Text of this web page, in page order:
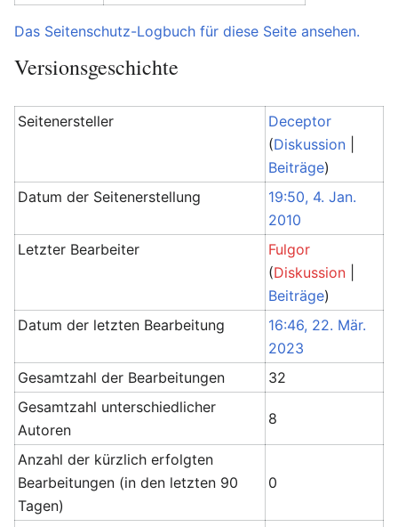
Das Seitenschutz-Logbuch für diese Seite ansehen.
Versionsgeschichte
Seitenersteller
Deceptor
(Diskussion
Beiträge)
Datum der Seitenerstellung
19:50, 4. Jan.
2010
Letzter Bearbeiter
Fulgor
(Diskussion
Beiträge)
Datum der letzten Bearbeitung
16:46, 22. Mär.
2023
Gesamtzahl der Bearbeitungen
32
Gesamtzahl unterschiedlicher
Autoren
8
Anzahl der kürzlich erfolgten
Bearbeitungen (in den letzten 90
Tagen)
0